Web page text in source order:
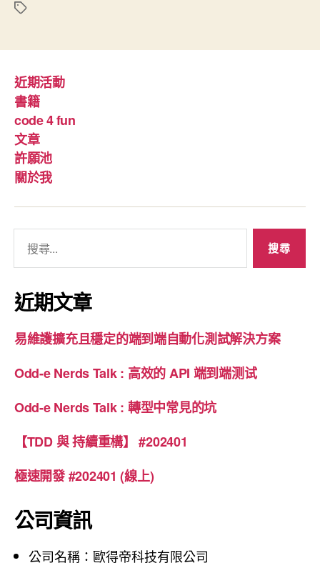
近期活動
書籍
code 4 fun
文章
許願池
關於我
關
鍵
字
近期文章
易維護擴充且穩定的端到端自動化測試解決方案
Odd-e Nerds Talk : 高效的 API 端到端测试
Odd-e Nerds Talk : 轉型中常見的坑
【TDD 與 持續重構】 #202401
極速開發 #202401 (線上)
公司資訊
公司名稱：歐得帝科技有限公司